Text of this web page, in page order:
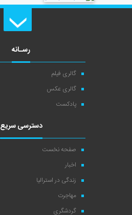
رسـانه
گالری فیلم
گالری عکس
پادکست
دسترسی سریع
صفحه نخست
اخبار
زندگی در استرالیا
مهاجرت
گردشگری